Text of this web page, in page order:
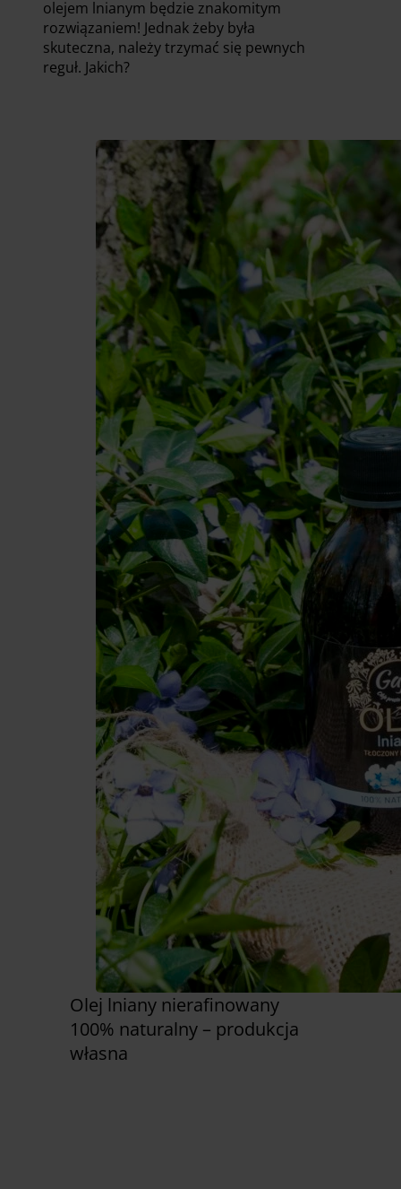
olejem lnianym będzie znakomitym
rozwiązaniem! Jednak żeby była
skuteczna, należy trzymać się pewnych
reguł. Jakich?
Olej lniany nierafinowany
100% naturalny – produkcja
własna